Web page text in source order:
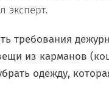
эксперт.
требования
из карманов
одежду,